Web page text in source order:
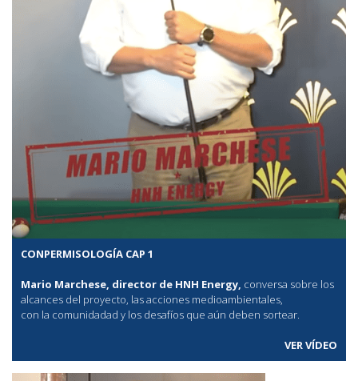
CONPERMISOLOGÍA CAP 1
Mario Marchese, director de HNH Energy, conversa sobre los
alcances del proyecto, las acciones medioambientales,
con la comunidadad y los desafíos que aún deben sortear.
VER VÍDEO